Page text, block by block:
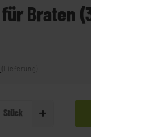
Braten (350g-380g)
(Lieferung)
Stück